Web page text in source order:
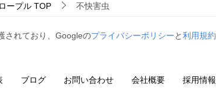
ープル TOP 不快害虫
されており、Googleのプライバシーポリシーと利用規約
ブログ お問い合わせ 会社概要 採用情報